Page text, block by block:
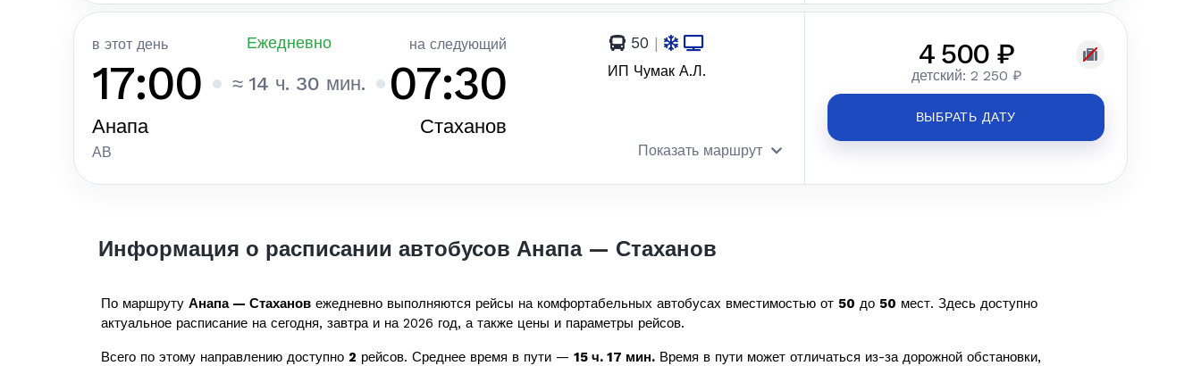
в этот день Ежедневно на следующий
17:00 ≈ 14 ч. 30 мин. 07:30
Анапа Стаханов
АВ
50 |
ИП Чумак А.Л.
Показать маршрут
4 500 ₽
детский: 2 250 ₽
ВЫБРАТЬ ДАТУ
Информация о расписании автобусов Анапа — Стаханов
По маршруту Анапа — Стаханов ежедневно выполняются рейсы на комфортабельных автобусах вместимостью от 50 до 50 мест. Здесь доступно
актуальное расписание на сегодня, завтра и на 2026 год, а также цены и параметры рейсов.
Всего по этому направлению доступно 2 рейсов. Среднее время в пути — 15 ч. 17 мин. Время в пути может отличаться из-за дорожной обстановки,